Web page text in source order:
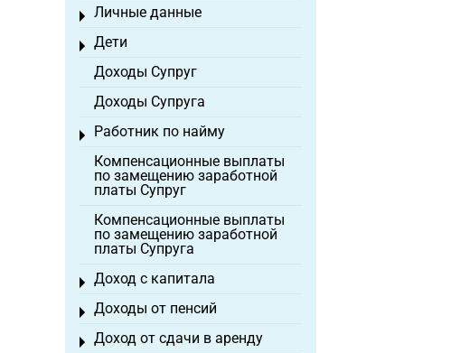
Личные данные
Toggle menu
Дети
Toggle menu
Доходы Супруг
Доходы Супруга
Работник по найму
Toggle menu
Компенсационные выплаты
по замещению заработной
платы Супруг
Компенсационные выплаты
по замещению заработной
платы Супруга
Доход с капитала
Toggle menu
Доходы от пенсий
Toggle menu
Доход от сдачи в аренду
Toggle menu